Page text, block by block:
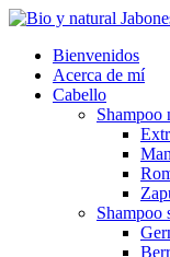
Bienvenidos
Acerca de mí
Cabello
Shampoo
Shampoo